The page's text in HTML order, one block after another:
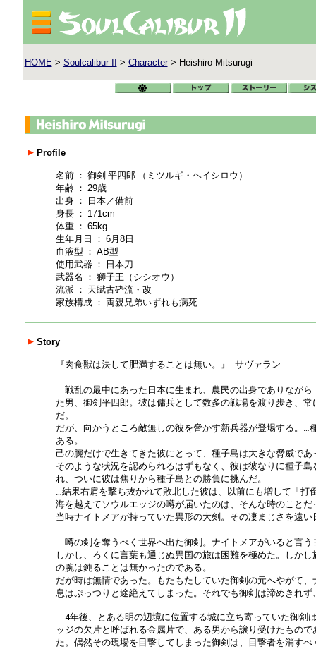
HOME> Soulcalibur II > Character> Heishiro Mitsurugi
Profile
名前 ： 御剣 平四郎 （ミツルギ・ヘイシロウ）
年齢 ： 29歳
出身 ： 日本／備前
身長 ： 171cm
体重 ： 65kg
生年月日 ： 6月 8日
血液型 ： AB型
使用武器 ： 日本刀
武器名 ： 獅子王（シシオウ）
流派 ： 天賦古砕流・改
家族構成 ： 両親兄弟いずれも病死
Story
『肉食獣は決して肥満することは無い。』 -サヴァラン-
戦乱の最中にあった日本に生まれ、農民の出身でありなが
た男、御剣平四郎。彼は傭兵として数多の戦場を渡り歩き、
だ。
だが、向かうところ敵無しの彼を脅かす新兵器が登場する。
ある。
己の腕だけで生きてきた彼にとって、種子島は大きな脅威で
そのような状況を認められるはずもなく、彼は彼なりに種子
れ、ついに彼は焦りから種子島との勝負に挑んだ。
…結果右肩を撃ち抜かれて敗北した彼は、以前にも増して「
海を越えてソウルエッジの噂が届いたのは、そんな時のことだ
当時ナイトメアが持っていた異形の大剣。その凄まじさを遠
噂の剣を奪うべく世界へ出た御剣。ナイトメアがいると言
しかし、ろくに言葉も通じぬ異国の旅は困難を極めた。しか
の腕は鈍ることは無かったのである。
だが時は無情であった。もたもたしていた御剣の元へやがて
息はぷっつりと途絶えてしまった。それでも御剣は諦めきれ
4年後、とある明の辺境に位置する城に立ち寄っていた御剣
ッジの欠片と呼ばれる金属片で、ある男から譲り受けたもの
た。偶然その現場を目撃してしまった御剣は、目撃者を消す